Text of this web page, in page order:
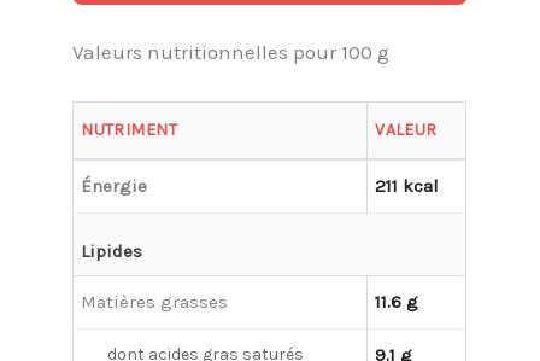
Valeurs nutritionnelles pour 100 g
NUTRIMENT VALEUR
Énergie 211 kcal
Lipides
Matières grasses 11.6 g
dont acides gras saturés 9.1 g